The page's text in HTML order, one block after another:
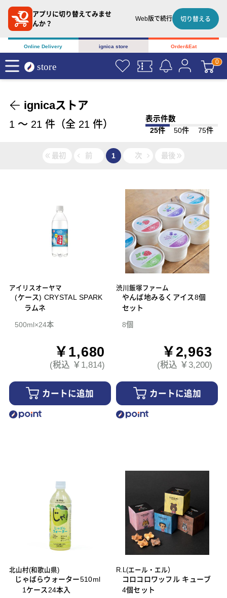
アプリに切り替えてみませ
んか？
Web版で続行 切り替える
Online Delivery ignica store Order&Eat
ignicaストア
1 〜 21 件（全 21 件）
表示件数
25件
50件 75件
最初 前 1 次 最後
アイリスオーヤマ
(ケース) CRYSTAL SPARK
ラムネ
500ml×24本
￥1,680
(税込 ￥1,814)
カートに追加
渋川飯塚ファーム
やんば地みるくアイス8個
セット
8個
￥2,963
(税込 ￥3,200)
カートに追加
北山村(和歌山県)
じゃばらウォーター510ml
1ケース24本入
R.L(エール・エル）
コロコロワッフル キューブ
4個セット